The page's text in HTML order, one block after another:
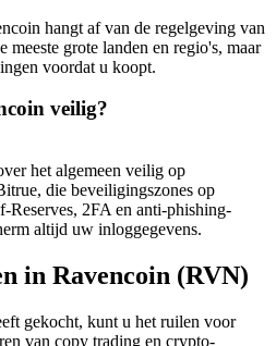
hangt af van de regelgeving van
grote landen en regio's, maar
voordat u koopt.
veilig?
het algemeen veilig op
die beveiligingszones op
Reserves, 2FA en anti-phishing-
altijd uw inloggegevens.
in Ravencoin (RVN)
gekocht, kunt u het ruilen voor
van copy trading en crypto-